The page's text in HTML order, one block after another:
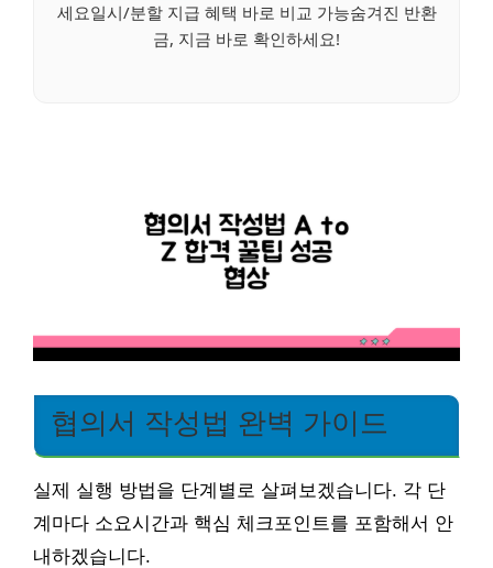
세요일시/분할 지급 혜택 바로 비교 가능숨겨진 반환
금, 지금 바로 확인하세요!
협의서 작성법 완벽 가이드
실제 실행 방법을 단계별로 살펴보겠습니다. 각 단
계마다 소요시간과 핵심 체크포인트를 포함해서 안
내하겠습니다.